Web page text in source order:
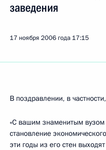
заведения
17 ноября 2006 года 17:15
В поздравлении, в
«С вашим знаменитым
становление
эти годы из его стен